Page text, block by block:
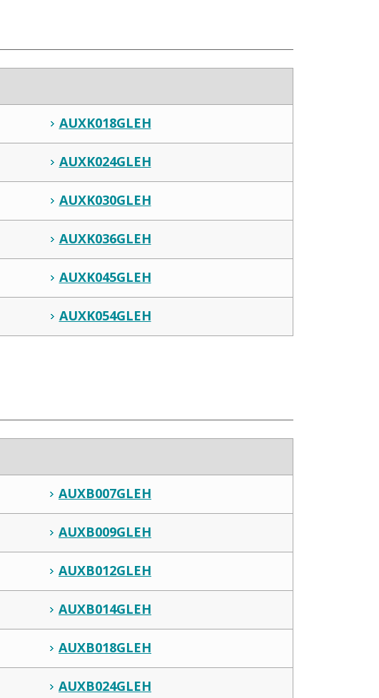
AUXK018GLEH
AUXK024GLEH
AUXK030GLEH
AUXK036GLEH
AUXK045GLEH
AUXK054GLEH
AUXB007GLEH
AUXB009GLEH
AUXB012GLEH
AUXB014GLEH
AUXB018GLEH
AUXB024GLEH